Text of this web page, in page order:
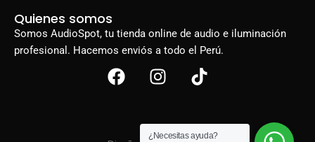
Quienes somos
Somos AudioSpot, tu tienda online de audio e iluminación
profesional. Hacemos enviós a todo el Perú.
¿Necesitas ayuda?